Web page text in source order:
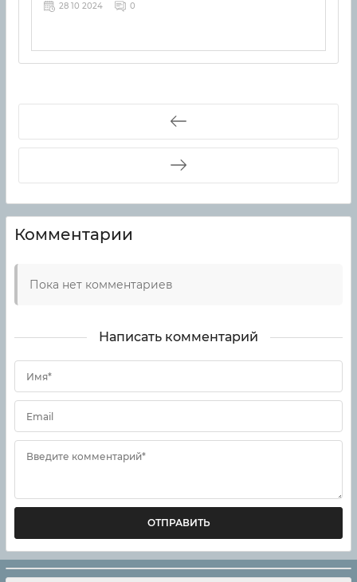
28 10 2024 0
Комментарии
Пока нет комментариев
Написать комментарий
Имя*
Email
Введите комментарий*
ОТПРАВИТЬ